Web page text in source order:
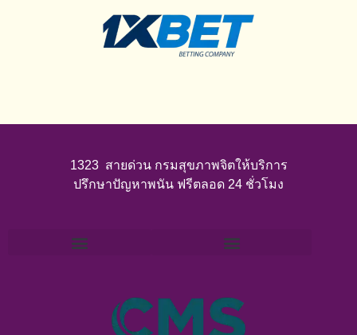
1323 สายด่วน กรมสุขภาพจิตให้บริการ
ปรึกษาปัญหาพนัน ฟรีตลอด 24 ชั่วโมง